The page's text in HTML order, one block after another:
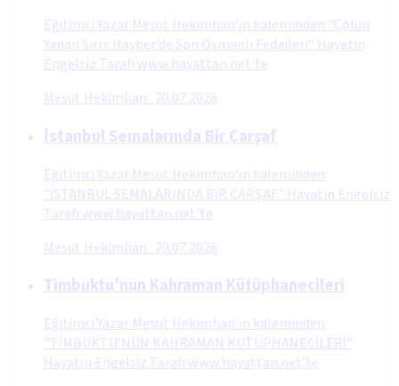
Eğitimci Yazar Mesut Hekimhan'ın kaleminden "Çölün
Yanan Sırrı: Hayber’de Son Osmanlı Fedaileri" Hayatın
Engelsiz Tarafı www.hayattan.net'te
Mesut Hekimhan · 20.07.2026
İstanbul Semalarında Bir Çarşaf
Eğitimci Yazar Mesut Hekimhan'ın kaleminden
"İSTANBUL SEMALARINDA BİR ÇARŞAF" Hayatın Engelsiz
Tarafı www.hayattan.net'te
Mesut Hekimhan · 20.07.2026
Timbuktu’nun Kahraman Kütüphanecileri
Eğitimci Yazar Mesut Hekimhan'ın kaleminden
"TİMBUKTU’NUN KAHRAMAN KÜTÜPHANECİLERİ"
Hayatın Engelsiz Tarafı www.hayattan.net’te